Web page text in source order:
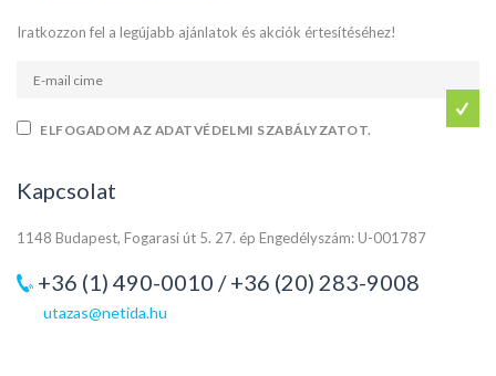
Iratkozzon fel a legújabb ajánlatok és akciók értesítéséhez!
ELFOGADOM AZ ADATVÉDELMI SZABÁLYZATOT.
Kapcsolat
1148 Budapest, Fogarasi út 5. 27. ép Engedélyszám: U-001787
+36 (1) 490-0010 / +36 (20) 283-9008
utazas@netida.hu